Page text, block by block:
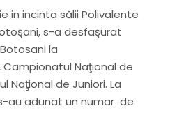
in incinta sălii Polivalente
s-a desfaşurat
la
Campionatul Naţional de
Naţional de Juniori. La
au adunat un numar de